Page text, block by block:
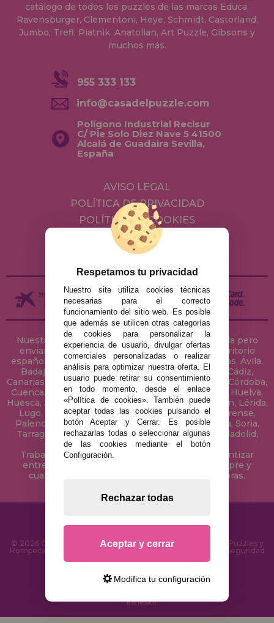
catálogo de todos los puzzles de las marcas Educa,
Ravensburger, Clementoni, Heye, Schmidt, Castorland,
Jumbo, Trefl, Piatnik, Anatolian, Art Puzzle, Gibsons y
muchos más.
955 333 133
info@casadelpuzzle.com
Polígono Industrial Recisur
C/ Pie Solo Diez Nave 5 41500
Alcalá de Guadaira Sevilla,
España
AVISO LEGAL
POLÍTICA DE PRIVACIDAD
POLÍTICA DE COOKIES
ENVÍOS Y DEVOLUCIONES
DEVOLUCIONES / DESISTIMIENTO
Nuestra tienda de puzzles está ubicada en Sevilla pero
enviamos tus puzzles a cualquier ciudad del territorio
español: Álava, Albacete, Alicante, Almería, Asturias, Ávila,
Badajoz, Baleares, Barcelona, Burgos, Cáceres, Cádiz,
Canarias, Cantabria, Castellón, Ceuta, Ciudad Real, Córdoba,
Cuenca, Gerona, Granada, Guadalajara, Guipúzcoa, Huelva,
Huesca, Jaén, La Coruña, La Rioja, Las Palmas, Leon, Lérida,
Lugo, Madrid, Málaga, Melilla, Murcia, Navarra, Orense,
Palencia, Pontevedra, Salamanca, Segovia, Sevilla, Soria,
Tarragona, Tenerife, Teruel, Toledo, Valencia, Valladolid,
Vizcaya, Zamora y Zaragoza.
Trabajamos con Stocks permanentes para garantizar
entregas rápidas en territorio peninsular, siempre y
cuando el pedido se realice antes de las 18 horas.
© 2026 CasaDelPuzzle.com - Tienda Online para comprar Puzzles y
Rompecabezas en Internet. Entrega Rápida en 24 Horas y Seguridad
Respetamos tu privacidad
Nuestro site utiliza cookies técnicas
necesarias para el correcto
funcionamiento del sitio web. Es posible
que además se utilicen otras categorías
de cookies para personalizar la
experiencia de usuario, divulgar ofertas
comerciales personalizadas o realizar
análisis para optimizar nuestra oferta. El
usuario puede retirar su consentimiento
en todo momento, desde el enlace
«Política de cookies». También puede
aceptar todas las cookies pulsando el
botón Aceptar y Cerrar. Es posible
rechazarlas todas o seleccionar algunas
de las cookies mediante el botón
Configuración.
Rechazar todas
Aceptar y cerrar
Modifica tu configuración